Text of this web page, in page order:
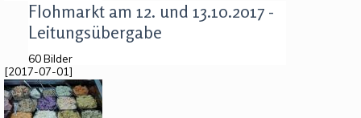
Flohmarkt am 12. und 13.10.2017 -
Leitungsübergabe
60 Bilder
[2017-07-01]